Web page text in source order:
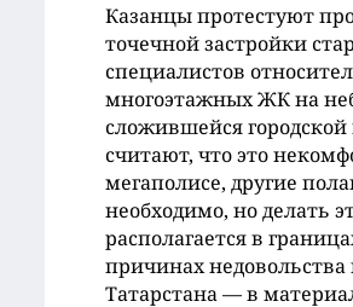
Казанцы протестуют
точечной застройки
специалистов
многоэтажных ЖК на
сложившейся
считают, что это
мегаполисе, другие
необходимо, но делать
располагается в
причинах
Татарстана — в